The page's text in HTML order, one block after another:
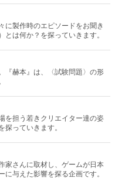
に製作時のエピソードをお聞き
は何か？を探っていきます。
『赫本』は、〈試験問題〉の形
を担う若きクリエイター達の姿
っていきます。
家さんに取材し、ゲームが日本
与えた影響を探る企画です。